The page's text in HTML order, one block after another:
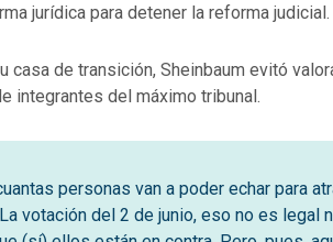
jurídica para detener la reforma judicial.
casa de transición, Sheinbaum evitó
integrantes del máximo tribunal.
personas van a poder echar para
votación del 2 de junio, eso no es legal